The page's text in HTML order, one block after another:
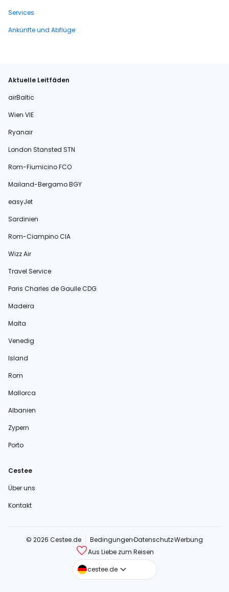
Services
Ankünfte und Abflüge
Aktuelle Leitfäden
airBaltic
Wien VIE
Ryanair
London Stansted STN
Rom-Fiumicino FCO
Mailand-Bergamo BGY
easyJet
Sardinien
Rom-Ciampino CIA
Wizz Air
Travel Service
Paris Charles de Gaulle CDG
Madeira
Malta
Venedig
Island
Rom
Mallorca
Albanien
Zypern
Porto
Cestee
Über uns
Kontakt
© 2026 Cestee.de BedingungenDatenschutzWerbung
Aus Liebe zum Reisen
cestee.de
cestee.com
cestee.sk